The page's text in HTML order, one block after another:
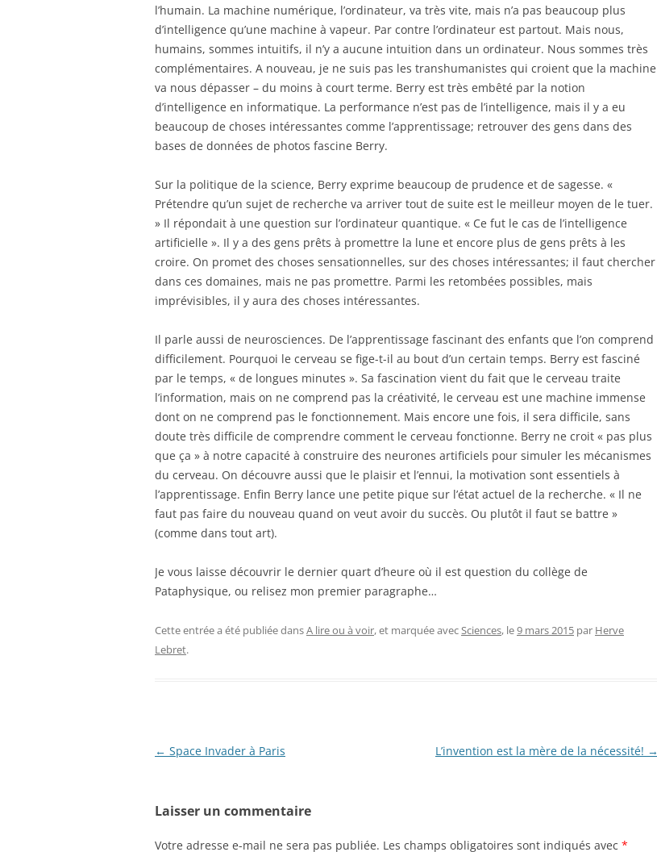
l’humain. La machine numérique, l’ordinateur, va très vite, mais n’a pas beaucoup plus
d’intelligence qu’une machine à vapeur. Par contre l’ordinateur est partout. Mais nous,
humains, sommes intuitifs, il n’y a aucune intuition dans un ordinateur. Nous sommes très
complémentaires. A nouveau, je ne suis pas les transhumanistes qui croient que la machine
va nous dépasser – du moins à court terme. Berry est très embêté par la notion
d’intelligence en informatique. La performance n’est pas de l’intelligence, mais il y a eu
beaucoup de choses intéressantes comme l’apprentissage; retrouver des gens dans des
bases de données de photos fascine Berry.
Sur la politique de la science, Berry exprime beaucoup de prudence et de sagesse. «
Prétendre qu’un sujet de recherche va arriver tout de suite est le meilleur moyen de le tuer.
» Il répondait à une question sur l’ordinateur quantique. « Ce fut le cas de l’intelligence
artificielle ». Il y a des gens prêts à promettre la lune et encore plus de gens prêts à les
croire. On promet des choses sensationnelles, sur des choses intéressantes; il faut chercher
dans ces domaines, mais ne pas promettre. Parmi les retombées possibles, mais
imprévisibles, il y aura des choses intéressantes.
Il parle aussi de neurosciences. De l’apprentissage fascinant des enfants que l’on comprend
difficilement. Pourquoi le cerveau se fige-t-il au bout d’un certain temps. Berry est fasciné
par le temps, « de longues minutes ». Sa fascination vient du fait que le cerveau traite
l’information, mais on ne comprend pas la créativité, le cerveau est une machine immense
dont on ne comprend pas le fonctionnement. Mais encore une fois, il sera difficile, sans
doute très difficile de comprendre comment le cerveau fonctionne. Berry ne croit « pas plus
que ça » à notre capacité à construire des neurones artificiels pour simuler les mécanismes
du cerveau. On découvre aussi que le plaisir et l’ennui, la motivation sont essentiels à
l’apprentissage. Enfin Berry lance une petite pique sur l’état actuel de la recherche. « Il ne
faut pas faire du nouveau quand on veut avoir du succès. Ou plutôt il faut se battre »
(comme dans tout art).
Je vous laisse découvrir le dernier quart d’heure où il est question du collège de
Pataphysique, ou relisez mon premier paragraphe…
Cette entrée a été publiée dansA lire ou à voir, et marquée avecSciences, le9 mars 2015 par Herve
Lebret.
Navigation
← Space Invader à Paris L’invention est la mère de la nécessité! →
Laisser un commentaire
Votre adresse e-mail ne sera pas publiée. Les champs obligatoires sont indiqués avec *